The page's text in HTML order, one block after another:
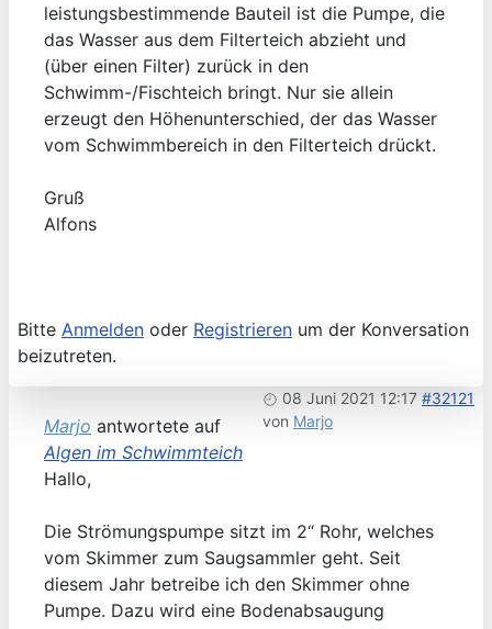
leistungsbestimmende Bauteil ist die Pumpe, die
das Wasser aus dem Filterteich abzieht und
(über einen Filter) zurück in den
Schwimm-/Fischteich bringt. Nur sie allein
erzeugt den Höhenunterschied, der das Wasser
vom Schwimmbereich in den Filterteich drückt.
Gruß
Alfons
Bitte Anmelden oder Registrieren um der Konversation
beizutreten.
08 Juni 2021 12:17 #32121
von Marjo
Marjo antwortete auf
Algen im Schwimmteich
Hallo,
Die Strömungspumpe sitzt im 2“ Rohr, welches
vom Skimmer zum Saugsammler geht. Seit
diesem Jahr betreibe ich den Skimmer ohne
Pumpe. Dazu wird eine Bodenabsaugung